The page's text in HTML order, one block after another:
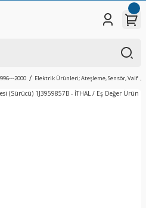
2000 Elektrik Ürünleri; Ateşleme, Sensör, Valf